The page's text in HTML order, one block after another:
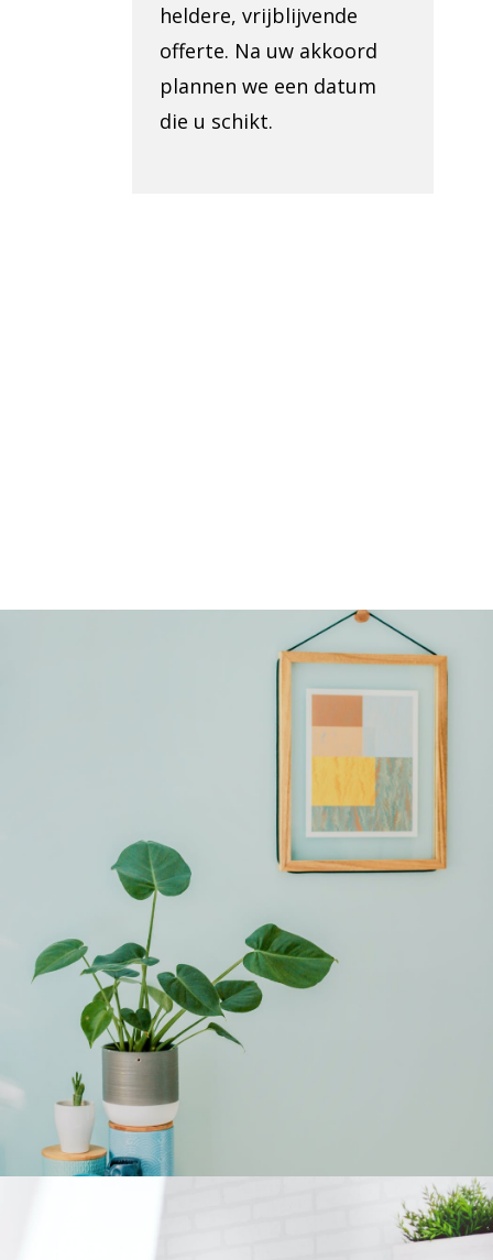
heldere, vrijblijvende
offerte. Na uw akkoord
plannen we een datum
die u schikt.